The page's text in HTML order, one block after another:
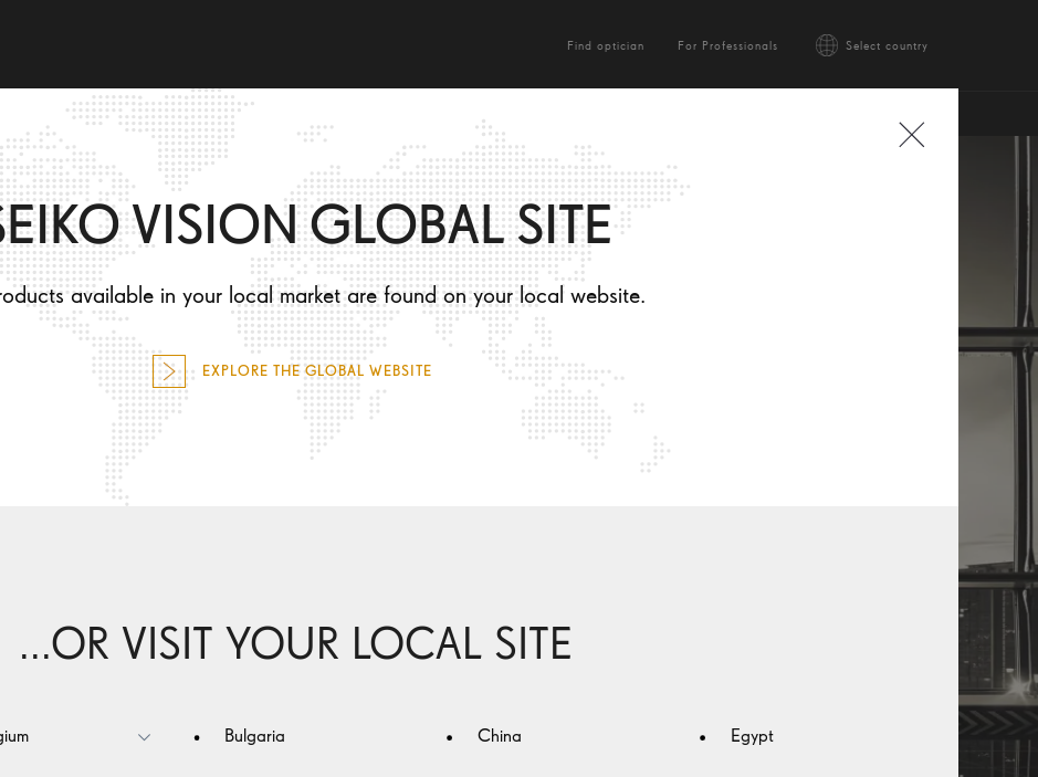
Find optician For Professionals Select country
WHAT WILL I EXPERIENCE?
VISION GLOBAL SITE
available in your local market are found on your local website.
EXPLORE THE GLOBAL WEBSITE
...OR VISIT YOUR LOCAL SITE
Bulgaria China Egypt
을